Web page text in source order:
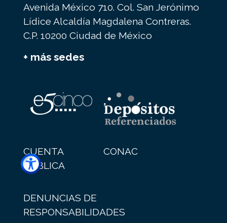
Avenida México 710. Col. San Jerónimo
Lídice Alcaldía Magdalena Contreras.
C.P. 10200 Ciudad de México
+ más sedes
CUENTA
PÚBLICA
CONAC
DENUNCIAS DE
RESPONSABILIDADES